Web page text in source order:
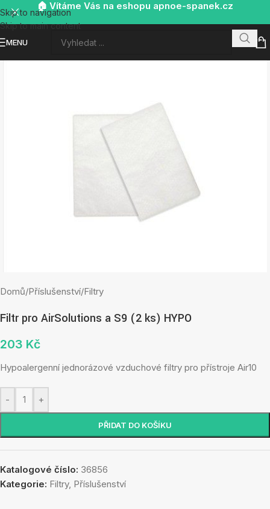
Skip to navigation
Skip to main content
🏠 Vítáme Vás na eshopu apnoe-spanek.cz
MENU
Domů/Příslušenství/Filtry
Filtr pro AirSolutions a S9 (2 ks) HYPO
203 Kč
Hypoalergenní jednorázové vzduchové filtry pro přístroje Air10
- +
PŘIDAT DO KOŠÍKU
Katalogové číslo: 36856
Kategorie: Filtry, Příslušenství